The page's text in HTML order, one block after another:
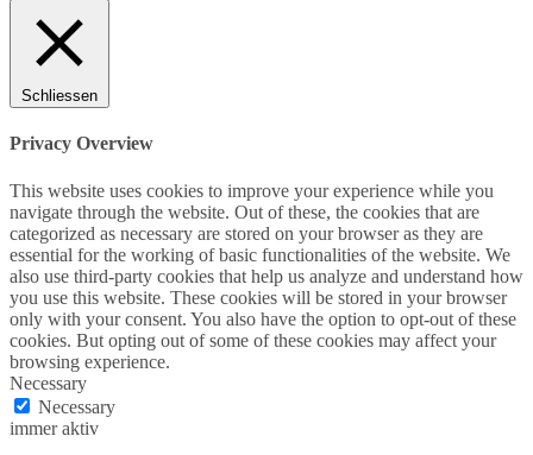
Schliessen
Privacy Overview
This website uses cookies to improve your experience while you
navigate through the website. Out of these, the cookies that are
categorized as necessary are stored on your browser as they are
essential for the working of basic functionalities of the website. We
also use third-party cookies that help us analyze and understand how
you use this website. These cookies will be stored in your browser
only with your consent. You also have the option to opt-out of these
cookies. But opting out of some of these cookies may affect your
browsing experience.
Necessary
Necessary
immer aktiv